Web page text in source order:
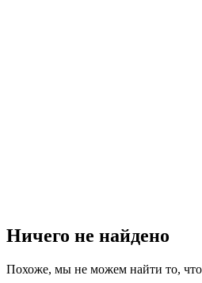
Ничего не найдено
Похоже, мы не можем найти то,